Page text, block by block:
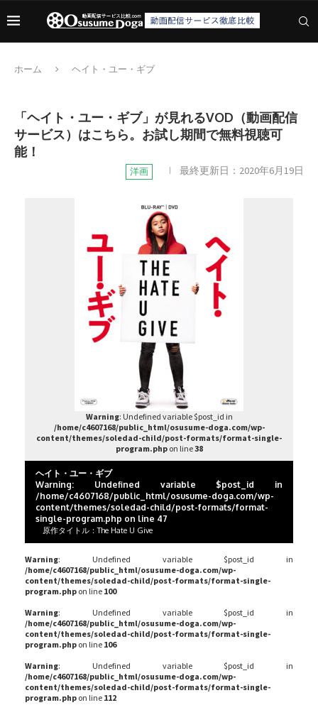
ホーム ヘイト・ユー・ギブ
「ヘイト・ユー・ギブ」が見れるVOD（動画配信
サービス）はこちら。お試し期間で無料視聴可
能！
洋画 最終更新日： 2020年6月19日
Warning: Undefined variable $post_id in
/home/c4607168/public_html/osusume-doga.com/wp-
content/themes/soledad-child/post-formats/format-single-
program.phpon line38
ヘイト・ユー・ギブ
Warning: Undefined variable $post_id in
/home/c4607168/public_html/osusume-doga.com/wp-
content/themes/soledad-child/post-formats/format-
single-program.php on line 47
原作タイトル：The Hate U Give
Warning: Undefined variable $post_id in
/home/c4607168/public_html/osusume-doga.com/wp-
content/themes/soledad-child/post-formats/format-single-
program.php on line 100
Warning: Undefined variable $post_id in
/home/c4607168/public_html/osusume-doga.com/wp-
content/themes/soledad-child/post-formats/format-single-
program.php on line 106
Warning: Undefined variable $post_id in
/home/c4607168/public_html/osusume-doga.com/wp-
content/themes/soledad-child/post-formats/format-single-
program.php on line 112